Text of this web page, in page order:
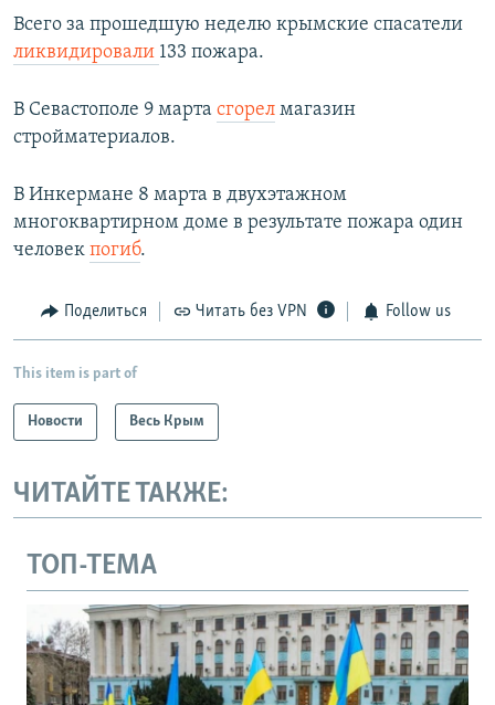
Всего за прошедшую неделю крымские спасатели
ликвидировали 133 пожара.
В Севастополе 9 марта сгорел магазин
стройматериалов.
В Инкермане 8 марта в двухэтажном
многоквартирном доме в результате пожара один
человек погиб.
Поделиться Читать без VPN Follow us
This item is part of
Новости Весь Крым
ЧИТАЙТЕ ТАКЖЕ:
ТОП-ТЕМА